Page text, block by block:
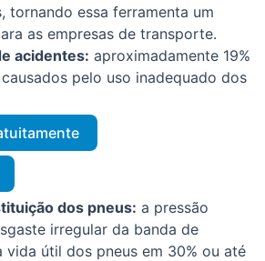
tornando essa ferramenta um
as empresas de transporte.
acidentes: aproximadamente 19%
pelo uso inadequado dos
dos pneus: a pressão
irregular da banda de
vida útil dos pneus em 30% ou até